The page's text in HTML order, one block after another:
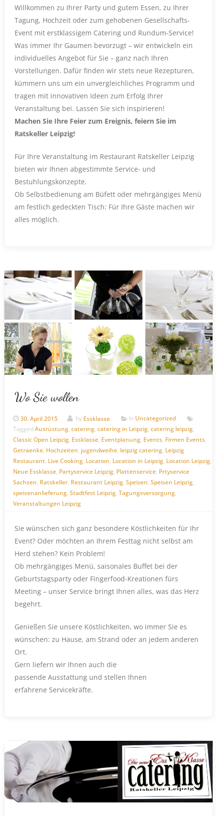
Willkommen zu Ihrer Party und gutem Essen, zu Ihrer
Tagung, Hochzeit oder zum gehobenen Gesellschafts-
Event mit erstklassigem Catering und Rundum-Service!
Was immer Ihr Gaumen bevorzugt – wir entwickeln ein
individuelles Angebot für Sie – ganz nach Ihren
Vorstellungen. Dafür finden wir stets neue Rezepturen,
kümmern uns um ein unvergleichliches Programm und
tragen mit innovativen Ideen zum Erfolg Ihrer
Veranstaltung bei. Lassen Sie sich inspirieren!
Machen Sie Ihre Feier zum Ereignis, feiern Sie im
Ratskeller Leipzig!
Für Ihre Veranstaltung im Restaurant Ratskeller Leipzig
bieten wir Ihnen abgestimmte Service- und
Bestuhlungskonzepte.
Ob Selbstbedienung am Büfett oder mehrgängiges Menü
am festlich gedeckten Tisch: Für Ihre Gäste machen wir
alles möglich.
Wo Sie wollen
30. April 2015 by Essklasse In Uncategorized
Tagged Ausrüstung, catering, catering in Leipzig, catering leipzig,
Classic Open Leipzig, Essklasse, Eventplanung, Events, Firmen Events,
Getraenke, Hochzeiten, jugendweihe, leipzig catering, Leipzig
Restaurant, Live Cooking, Location, Location in Leipzig, Location Leipzig,
Neue Essklasse, Partyservice Leipzig, Plattenservice, Prtyservice
Sachsen, Ratskeller, Restaurant Leipzig, Speisen, Speisen Leipzig,
speisenanlieferung, Stadtfest Leipzig, Tagungsversorgung,
Veranstaltungen Leipzig
Sie wünschen sich ganz besondere Köstlichkeiten für Ihr
Event? Oder möchten an Ihrem Festtag nicht selbst am
Herd stehen? Kein Problem!
Ob mehrgängiges Menü, saisonales Buffet bei der
Geburtstagsparty oder Fingerfood-Kreationen fürs
Meeting – unser Service bringt Ihnen alles, was das Herz
begehrt.
Genießen Sie unsere Köstlichkeiten, wo immer Sie es
wünschen: zu Hause, am Strand oder an jedem anderen
Ort.
Gern liefern wir Ihnen auch die
passende Ausstattung und stellen Ihnen
erfahrene Servicekräfte.